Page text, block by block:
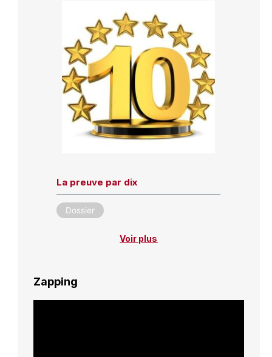
La preuve par dix
Dossier
Voir plus
Zapping